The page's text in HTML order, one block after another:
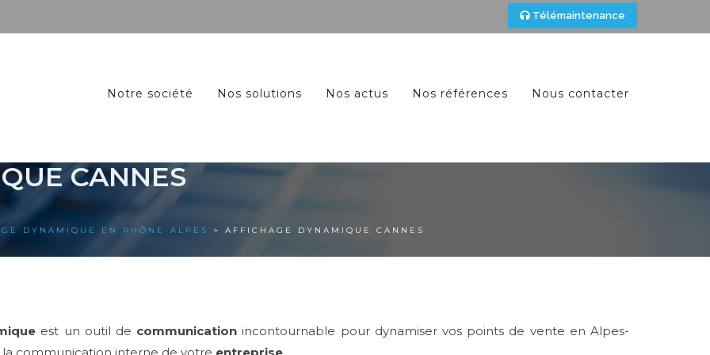
Télémaintenance
Notre société Nos solutions Nos actus Nos références Nous contacter
CANNES
DYNAMIQUE EN RHÔNE-ALPES > AFFICHAGE DYNAMIQUE CANNES
est un outil de communicationincontournable pour dynamiser vos points de vente en Alpes-